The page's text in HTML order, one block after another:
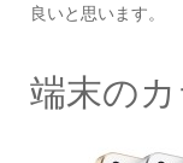
良いと思います。
端末の